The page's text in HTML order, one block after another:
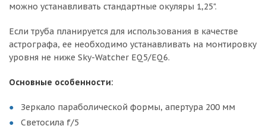
можно устанавливать стандартные окуляры 1,25".
Если труба планируется для использования в качестве
астрографа, ее необходимо устанавливать на монтировку
уровня не ниже Sky-Watcher EQ5/EQ6.
Основные особенности:
Зеркало параболической формы, апертура 200 мм
Светосила f/5